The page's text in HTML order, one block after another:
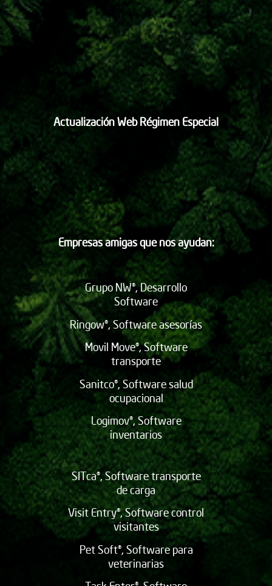
Actualización Web Régimen Especial
Empresas amigas que nos ayudan:
Grupo NW®, Desarrollo
Software
Ringow®, Software asesorías
Movil Move®, Software
transporte
Sanitco®, Software salud
ocupacional
Logimov®, Software
inventarios
SITca®, Software transporte
de carga
Visit Entry®, Software control
visitantes
Pet Soft®, Software para
veterinarias